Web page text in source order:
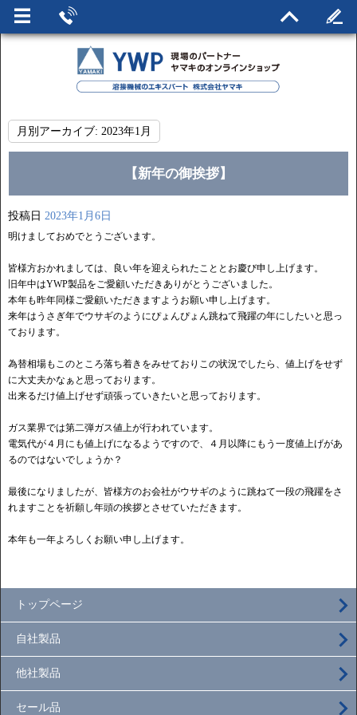
月別アーカイブ: 2023年1月
【新年の御挨拶】
投稿日 2023年1月6日
明けましておめでとうございます。
皆様方おかれましては、良い年を迎えられたこととお慶び申し上げます。
旧年中はYWP製品をご愛顧いただきありがとうございました。
本年も昨年同様ご愛顧いただきますようお願い申し上げます。
来年はうさぎ年でウサギのようにぴょんぴょん跳ねて飛躍の年にしたいと思っ
ております。
為替相場もこのところ落ち着きをみせておりこの状況でしたら、値上げをせず
に大丈夫かなぁと思っております。
出来るだけ値上げせず頑張っていきたいと思っております。
ガス業界では第二弾ガス値上が行われています。
電気代が４月にも値上げになるようですので、４月以降にもう一度値上げがあ
るのではないでしょうか？
最後になりましたが、皆様方のお会社がウサギのように跳ねて一段の飛躍をさ
れますことを祈願し年頭の挨拶とさせていただきます。
本年も一年よろしくお願い申し上げます。
トップページ
自社製品
他社製品
セール品